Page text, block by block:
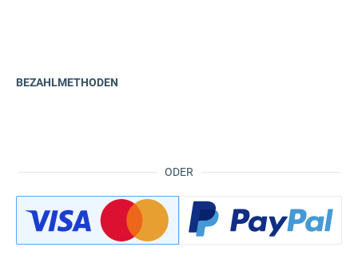
ODER
BEZAHLMETHODEN